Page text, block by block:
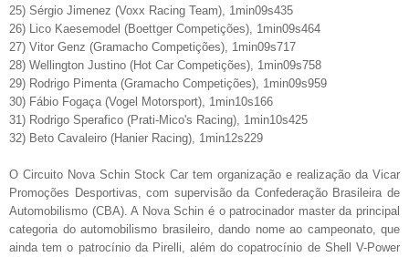
25) Sérgio Jimenez (Voxx Racing Team), 1min09s435
26) Lico Kaesemodel (Boettger Competições), 1min09s464
27) Vitor Genz (Gramacho Competições), 1min09s717
28) Wellington Justino (Hot Car Competições), 1min09s758
29) Rodrigo Pimenta (Gramacho Competições), 1min09s959
30) Fábio Fogaça (Vogel Motorsport), 1min10s166
31) Rodrigo Sperafico (Prati-Mico's Racing), 1min10s425
32) Beto Cavaleiro (Hanier Racing), 1min12s229
O Circuito Nova Schin Stock Car tem organização e realização da Vicar
Promoções Desportivas, com supervisão da Confederação Brasileira de
Automobilismo (CBA). A Nova Schin é o patrocinador master da principal
categoria do automobilismo brasileiro, dando nome ao campeonato, que
ainda tem o patrocínio da Pirelli, além do copatrocínio de Shell V-Power